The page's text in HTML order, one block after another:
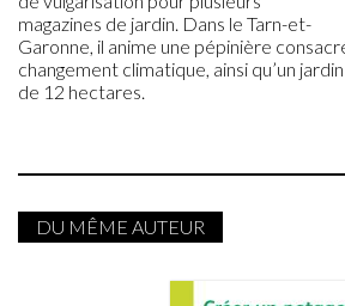
magazines de jardin. Dans le Tarn-et-
Garonne, il anime une pépinière
changement climatique, ainsi qu’un
de 12 hectares.
DU MÊME AUTEUR